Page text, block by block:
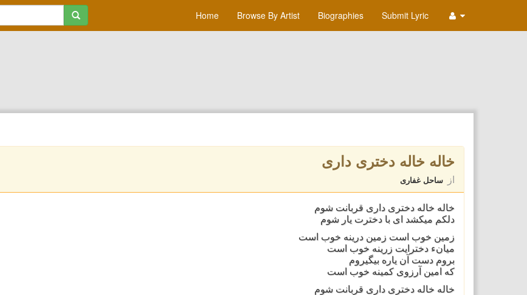
Home Browse By Artist Biographies Submit Lyric
خاله خاله دخترى دارى
از ساحل غفاری
خاله خاله دخترى دارى قربانت شوم
دلكم ميكشد اى با دخترت يار شوم
زمين خوب است زمين درينه خوب است
ميانء دخترايت زرينه خوب است
بروم دست آن ياره بيگيروم
كه امين آرزوى كمينه خوب است
خاله خاله دخترى دارى قربانت شوم